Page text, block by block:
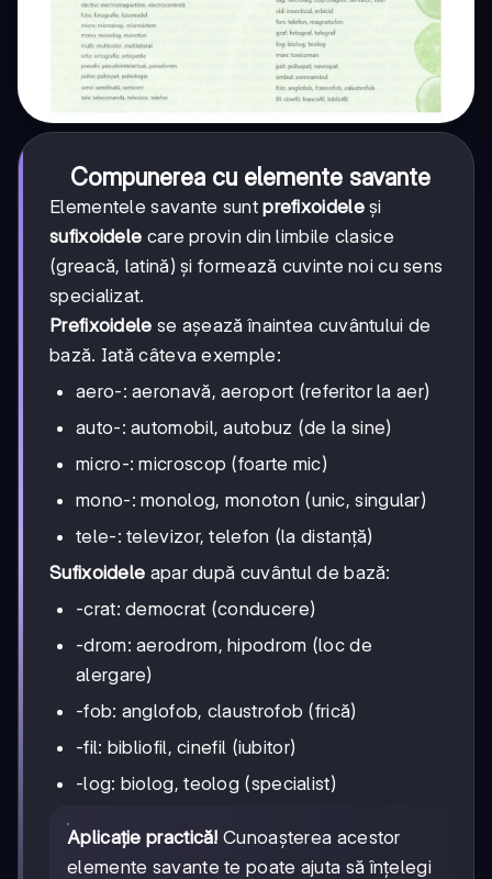
Compunerea cu elemente savante
Elementele savante suntprefixoideleși
sufixoidele care provin din limbile clasice
(greacă, latină) și formează cuvinte noi cu sens
specializat.
Prefixoidele se așează înaintea cuvântului de
bază. Iată câteva exemple:
aero-: aeronavă, aeroport (referitor la aer)
auto-: automobil, autobuz (de la sine)
micro-: microscop (foarte mic)
mono-: monolog, monoton (unic, singular)
tele-: televizor, telefon (la distanță)
Sufixoidele apar după cuvântul de bază:
-crat: democrat (conducere)
-drom: aerodrom, hipodrom (loc de
alergare)
-fob: anglofob, claustrofob (frică)
-fil: bibliofil, cinefil (iubitor)
-log: biolog, teolog (specialist)
Aplicație practică! Cunoașterea acestor
elemente savante te poate ajuta să înțelegi